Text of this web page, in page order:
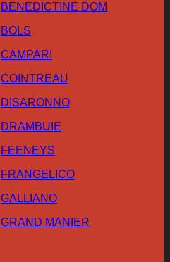
BENEDICTINE DOM
BOLS
CAMPARI
COINTREAU
DISARONNO
DRAMBUIE
FEENEYS
FRANGELICO
GALLIANO
GRAND MANIER